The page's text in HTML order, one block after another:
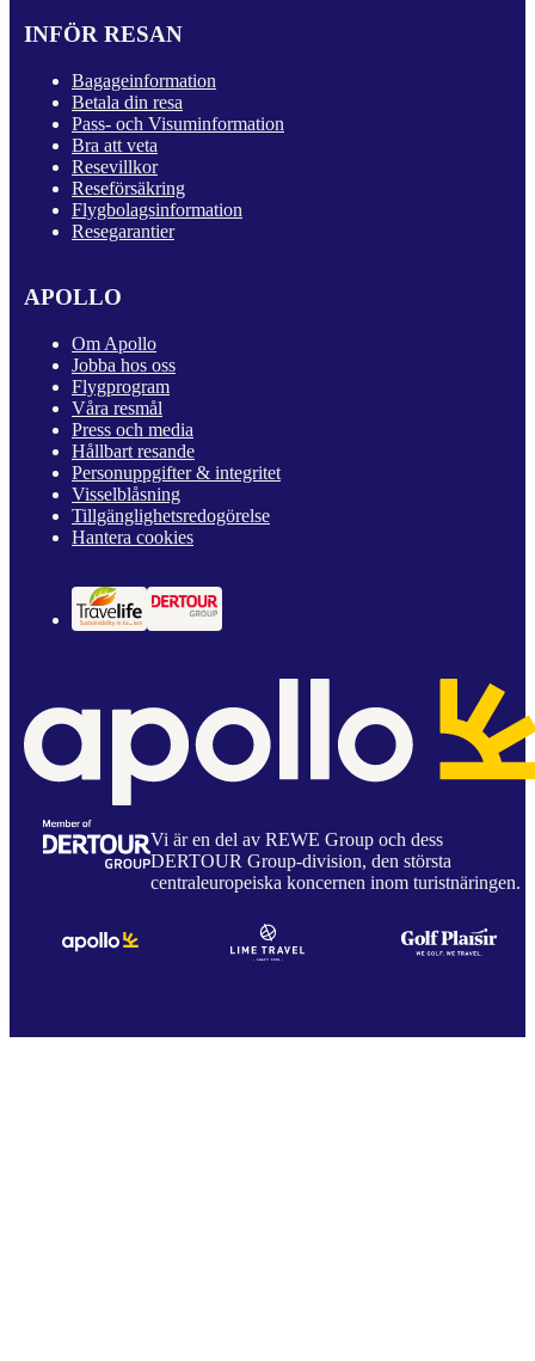
INFÖR RESAN
Bagageinformation
Betala din resa
Pass- och Visuminformation
Bra att veta
Resevillkor
Reseförsäkring
Flygbolagsinformation
Resegarantier
APOLLO
Om Apollo
Jobba hos oss
Flygprogram
Våra resmål
Press och media
Hållbart resande
Personuppgifter & integritet
Visselblåsning
Tillgänglighetsredogörelse
Hantera cookies
Vi är en del av REWE Group och dess
DERTOUR Group-division, den största
centraleuropeiska koncernen inom turistnäringen.